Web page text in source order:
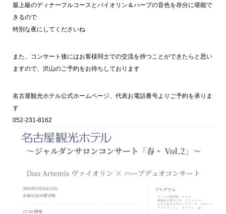
最上級のディナーフルコースとバイオリン＆ハープの音色を存分に堪能で
きるので
特別な夜にしてくださいね
また、コンサート後にはお客様同士での交流を持つことができたらと思い
ますので、沢山のご予約をお待ちしております
名古屋観光ホテル公式ホームページ、代表お電話番号よりご予約を承りま
す
052-231-8162